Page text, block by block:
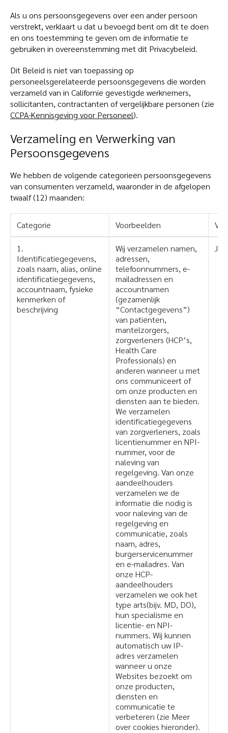
Als u ons persoonsgegevens over een ander persoon
verstrekt, verklaart u dat u bevoegd bent om dit te doen
en ons toestemming te geven om de informatie te
gebruiken in overeenstemming met dit Privacybeleid.
Dit Beleid is niet van toepassing op
personeelsgerelateerde persoonsgegevens die worden
verzameld van in Californië gevestigde werknemers,
sollicitanten, contractanten of vergelijkbare personen (zie
CCPA-Kennisgeving voor Personeel).
Verzameling en Verwerking van
Persoonsgegevens
We hebben de volgende categorieën persoonsgegevens
van consumenten verzameld, waaronder in de afgelopen
twaalf (12) maanden:
Categorie Voorbeelden
1.
Identificatiegegevens,
zoals naam, alias, online
identificatiegegevens,
accountnaam, fysieke
kenmerken of
beschrijving
Wij verzamelen namen,
adressen,
telefoonnummers, e-
mailadressen en
accountnamen
(gezamenlijk
“Contactgegevens”)
van patiënten,
mantelzorgers,
zorgverleners (HCP’s,
Health Care
Professionals) en
anderen wanneer u met
ons communiceert of
om onze producten en
diensten aan te bieden.
We verzamelen
identificatiegegevens
van zorgverleners, zoals
licentienummer en NPI-
nummer, voor de
naleving van
regelgeving. Van onze
aandeelhouders
verzamelen we de
informatie die nodig is
voor naleving van de
regelgeving en
communicatie, zoals
naam, adres,
burgerservicenummer
en e-mailadres. Van
onze HCP-
aandeelhouders
verzamelen we ook het
type arts(bijv. MD, DO),
hun specialisme en
licentie- en NPI-
nummers. Wij kunnen
automatisch uw IP-
adres verzamelen
wanneer u onze
Websites bezoekt om
onze producten,
diensten en
communicatie te
verbeteren (zie Meer
over cookies hieronder).
Ja